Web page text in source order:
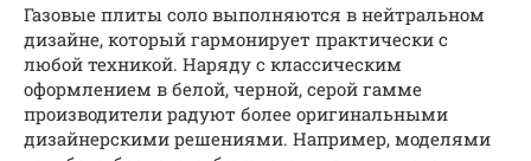
Газовые плиты соло выполняются в нейтральном
дизайне, который гармонирует практически с
любой техникой. Наряду с классическим
оформлением в белой, черной, серой гамме
производители радуют более оригинальными
дизайнерскими решениями. Например, моделями